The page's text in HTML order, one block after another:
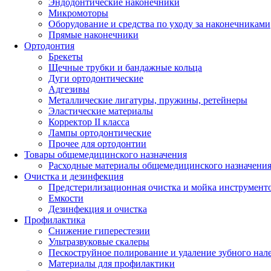
Микромоторы
Оборудование и средства по уходу за наконечниками
Прямые наконечники
Ортодонтия
Брекеты
Щечные трубки и бандажные кольца
Дуги ортодонтические
Адгезивы
Металлические лигатуры, пружины, ретейнеры
Эластические материалы
Корректор II класса
Лампы ортодонтические
Прочее для ортодонтии
Товары общемедицинского назначения
Расходные материалы общемедицинского назначения
Очистка и дезинфекция
Предстерилизационная очистка и мойка
Емкости
Дезинфекция и очистка
Профилактика
Снижение гиперестезии
Ультразвуковые скалеры
Пескоструйное полирование и удаление зубного
Материалы для профилактики